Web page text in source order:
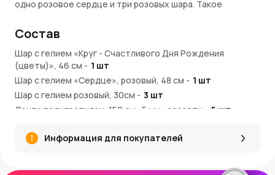
одно розовое сердце и три розовых шара. Такое
веселья.
Преимущества:
Круглый шар с поздравлением передает искренние
пожелания
Розовое сердце символизирует заботу и любовь
Три розовых шара добавляют яркости и праздничного
Все шары наполнены гелием и украшены лентами
Отлично смотрится в интерьере и на праздничных
Состав
Шар с гелием «Круг - Счастливого Дня Рождения
(цветы)», 46 см - 1 шт
Шар с гелием «Сердце», розовый, 48 см - 1 шт
Шар с гелием розовый, 30см - 3 шт
Лента полипропилен, 150 см., 5 мм., ассорти
5 шт
Информация для покупателей